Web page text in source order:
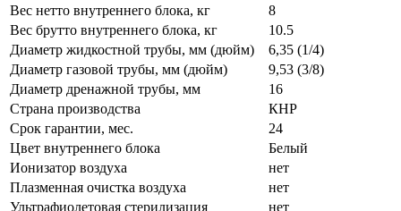
Вес нетто внутреннего блока, кг
8
Вес брутто внутреннего блока, кг
10.5
Диаметр жидкостной трубы, мм (дюйм)
6,35 (1/4)
Диаметр газовой трубы, мм (дюйм)
9,53 (3/8)
Диаметр дренажной трубы, мм
16
Страна производства
КНР
Срок гарантии, мес.
24
Цвет внутреннего блока
Белый
Ионизатор воздуха
нет
Плазменная очистка воздуха
нет
Ультрафиолетовая стерилизация
нет